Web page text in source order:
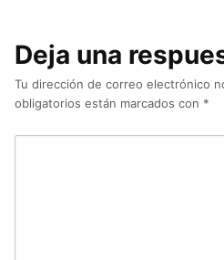
Deja una
Tu dirección de correo electrónico
obligatorios están marcados con *